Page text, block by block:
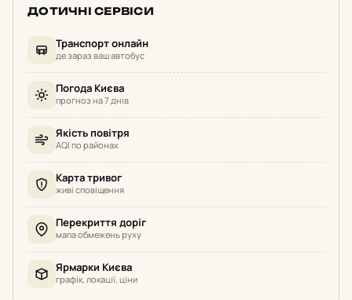
ДОТИЧНІ СЕРВІСИ
Транспорт онлайн
де зараз ваш автобус
Погода Києва
прогноз на 7 днів
Якість повітря
AQI по районах
Карта тривог
живі сповіщення
Перекриття доріг
мапа обмежень руху
Ярмарки Києва
графік, локації, ціни